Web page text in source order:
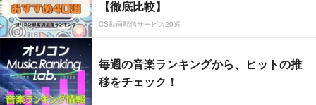
【徹底比較】
CS動画配信サービス20選
毎週の音楽ランキングから、ヒットの推
移をチェック！